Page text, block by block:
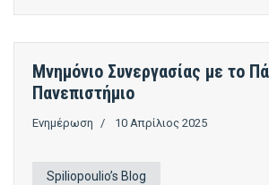
Μνημόνιο Συνεργασίας με το
Πανεπιστήμιο
Ενημέρωση 10 Απρίλιος 2025
Spiliopoulio’s Blog